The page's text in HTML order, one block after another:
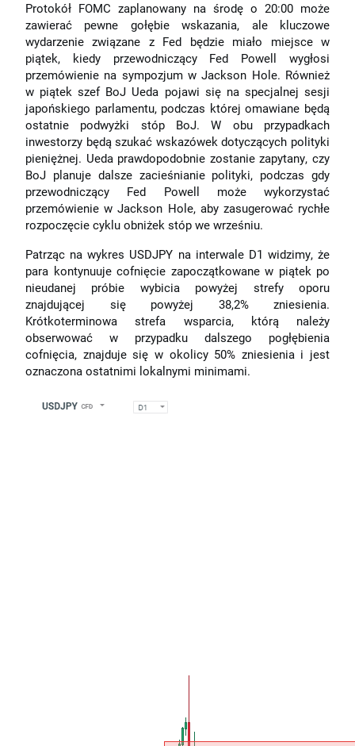
Protokół FOMC zaplanowany na środę o 20:00 może
zawierać pewne gołębie wskazania, ale kluczowe
wydarzenie związane z Fed będzie miało miejsce w
piątek, kiedy przewodniczący Fed Powell wygłosi
przemówienie na sympozjum w Jackson Hole. Również
w piątek szef BoJ Ueda pojawi się na specjalnej sesji
japońskiego parlamentu, podczas której omawiane będą
ostatnie podwyżki stóp BoJ. W obu przypadkach
inwestorzy będą szukać wskazówek dotyczących polityki
pieniężnej. Ueda prawdopodobnie zostanie zapytany, czy
BoJ planuje dalsze zacieśnianie polityki, podczas gdy
przewodniczący Fed Powell może wykorzystać
przemówienie w Jackson Hole, aby zasugerować rychłe
rozpoczęcie cyklu obniżek stóp we wrześniu.
Patrząc na wykres USDJPY na interwale D1 widzimy, że
para kontynuuje cofnięcie zapoczątkowane w piątek po
nieudanej próbie wybicia powyżej strefy oporu
znajdującej się powyżej 38,2% zniesienia.
Krótkoterminowa strefa wsparcia, którą należy
obserwować w przypadku dalszego pogłębienia
cofnięcia, znajduje się w okolicy 50% zniesienia i jest
oznaczona ostatnimi lokalnymi minimami.